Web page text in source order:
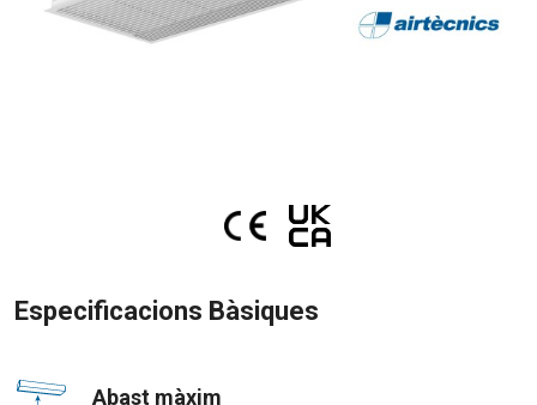
Especificacions Bàsiques
Abast màxim